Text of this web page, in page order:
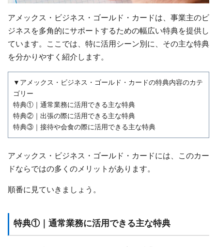
アメックス・ビジネス・ゴールド・カードは、事業主のビ
ジネスを多角的にサポートするための幅広い特典を提供し
ています。ここでは、特に活用シーン別に、その主な特典
を分かりやすく紹介します。
▼アメックス・ビジネス・ゴールド・カードの特典内容のカテ
ゴリー
特典①｜通常業務に活用できる主な特典
特典②｜出張の際に活用できる主な特典
特典③｜接待や会食の際に活用できる主な特典
アメックス・ビジネス・ゴールド・カードには、このカー
ドならではの多くのメリットがあります。
順番に見ていきましょう。
特典①｜通常業務に活用できる主な特典